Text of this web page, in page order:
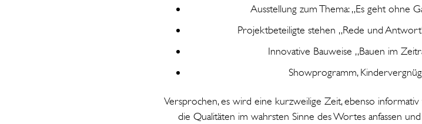
Ausstellung zum Thema: „Es geht ohne
Projektbeteiligte stehen „Rede und
Innovative Bauweise „Bauen im
Showprogramm,
Versprochen, es wird eine kurzweilige Zeit, ebenso
die Qualitäten im wahrsten Sinne des Wortes anfassen